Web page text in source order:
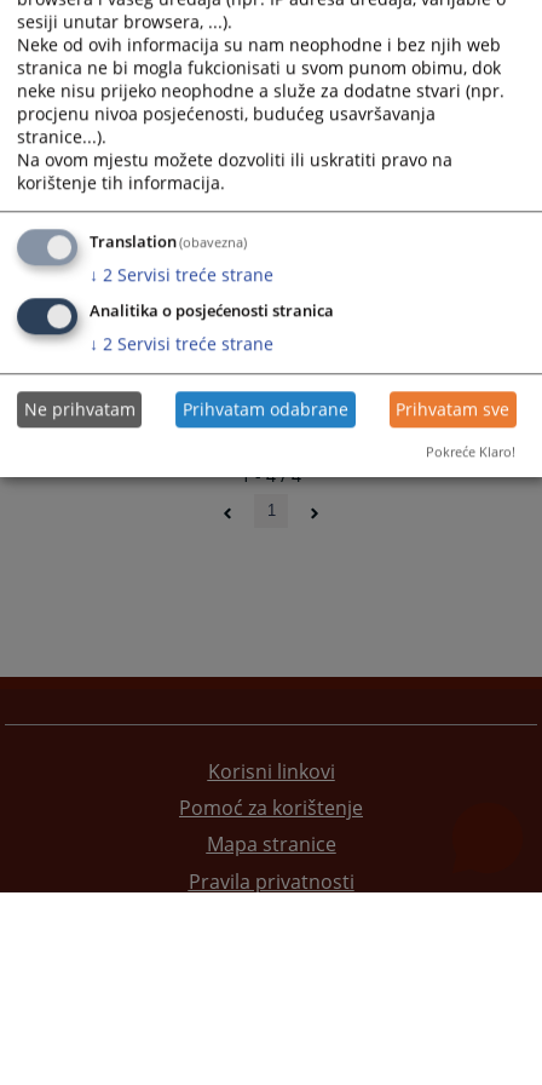
select
a
date.
Press
the
question
mark
key
to
the
keyboard
shortcuts
for
changing
dates.
a
date.
Press
the
question
key
keyboard
for
changing
dates.
Proračun suda 2025. godine (SN KSB-SBK 1-2025)
1 - 4 / 4
1
Korisni linkovi
Pomoć za korištenje
Mapa stranice
Pravila privatnosti
sesiji unutar browsera, ...).
Neke od ovih informacija su nam neophodne i bez njih web
stranica ne bi mogla fukcionisati u svom punom obimu, dok
neke nisu prijeko neophodne a služe za dodatne stvari (npr.
procjenu nivoa posjećenosti, budućeg usavršavanja
stranice...).
Na ovom mjestu možete dozvoliti ili uskratiti pravo na
korištenje tih informacija.
Translation(obavezna)
↓ 2 Servisi treće strane
Analitika o posjećenosti stranica
↓ 2 Servisi treće strane
Ne prihvatam Prihvatam odabrane Prihvatam sve
Pokreće Klaro!